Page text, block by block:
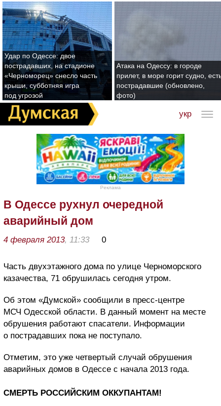
Удар по Одессе: двое
пострадавших, на стадионе
«Черноморец» снесло часть
крыши, субботняя игра
под угрозой
Атака на Одессу: в городе
прилет, в море горит судно,
пострадавшие (обновлено,
фото)
укр
Реклама
В Одессе рухнул очередной
аварийный дом
4 февраля 2013, 11:33 0
Часть двухэтажного дома по улице Черноморского
казачества, 71 обрушилась сегодня утром.
Об этом «Думской» сообщили в пресс-центре
МСЧ Одесской области. В данный момент на месте
обрушения работают спасатели. Информации
о пострадавших пока не поступало.
Отметим, это уже четвертый случай обрушения
аварийных домов в Одессе с начала 2013 года.
СМЕРТЬ РОССИЙСКИМ ОККУПАНТАМ!